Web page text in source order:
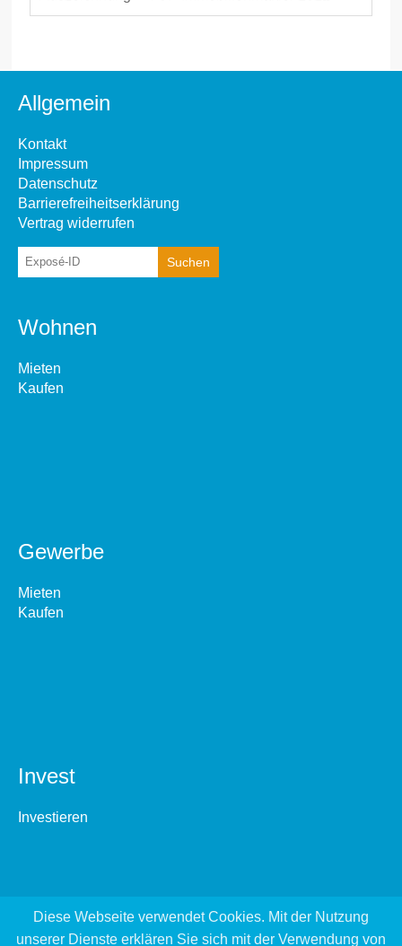
Allgemein
Kontakt
Impressum
Datenschutz
Barrierefreiheitserklärung
Vertrag widerrufen
Wohnen
Mieten
Kaufen
Gewerbe
Mieten
Kaufen
Invest
Investieren
Diese Webseite verwendet Cookies. Mit der Nutzung
unserer Dienste erklären Sie sich mit der Verwendung von